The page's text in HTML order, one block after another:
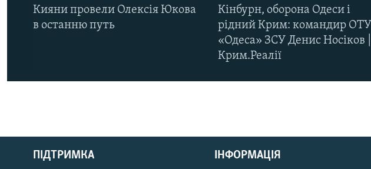
РУС
Кияни провели Олексія Юкова
в останню путь
Кінбурн, оборона Одеси і
рідний Крим: командир ОТУ
«Одеса» ЗСУ Денис Носіков |
Крим.Реалії
ПІДТРИМКА ІНФОРМАЦІЯ